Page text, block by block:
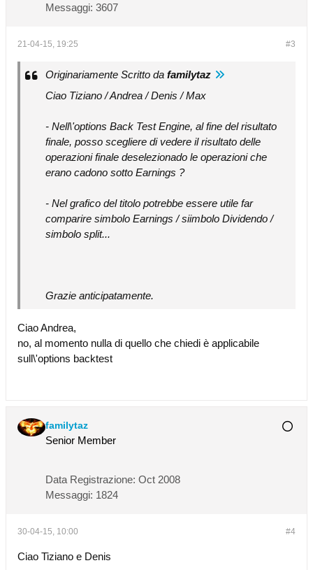
Messaggi: 3607
#3
21-04-15, 19:25
Originariamente Scritto da familytaz
Ciao Tiziano / Andrea / Denis / Max
- Nell\'options Back Test Engine, al fine del risultato
finale, posso scegliere di vedere il risultato delle
operazioni finale deselezionado le operazioni che
erano cadono sotto Earnings ?
- Nel grafico del titolo potrebbe essere utile far
comparire simbolo Earnings / siimbolo Dividendo /
simbolo split...
Grazie anticipatamente.
Ciao Andrea,
no, al momento nulla di quello che chiedi è applicabile
sull\'options backtest
familytaz
Senior Member
Data Registrazione: Oct 2008
Messaggi: 1824
#4
30-04-15, 10:00
Ciao Tiziano e Denis